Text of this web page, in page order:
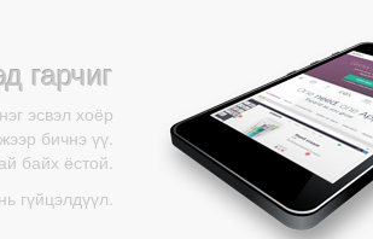
гарчиг
эсвэл хоёр
бичнэ үү.
байх ёстой.
гүйцэлдүүл.